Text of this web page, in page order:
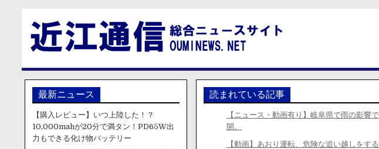
読まれている記事
【ニュース・動画有り】岐阜県で雨の影響
開。
【動画】あおり運転、危険な追い越しをす
最新ニュース
【購入レビュー】いつ上陸した！？
10,000mahが20分で満タン！PD65W出
力もできる化け物バッテリー